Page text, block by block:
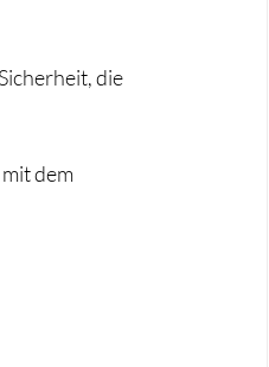
die
dem